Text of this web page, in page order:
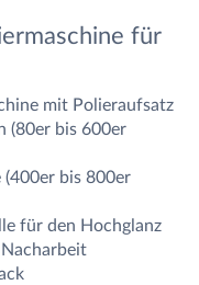
für
mit Polieraufsatz
(80er bis 600er
(400er bis 800er
für den Hochglanz